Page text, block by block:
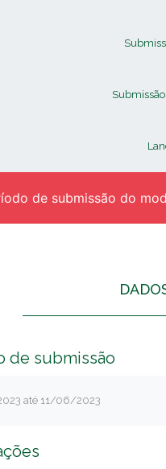
de submissão do
de submissão
até 11/06/2023